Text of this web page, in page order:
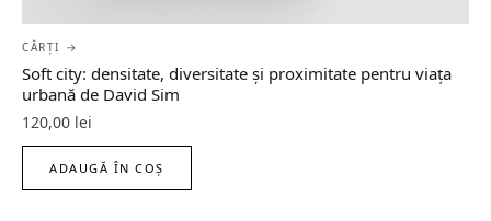
CĂRȚI →
Soft city: densitate, diversitate şi proximitate pentru viaţa
urbană de David Sim
120,00 lei
ADAUGĂ ÎN COȘ